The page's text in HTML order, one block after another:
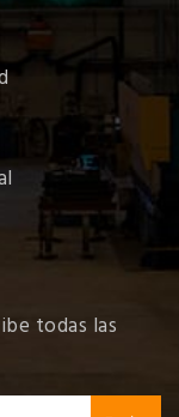
todas las